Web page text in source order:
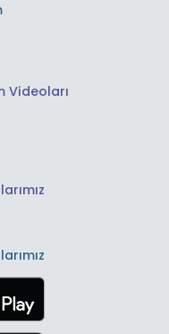
Videoları